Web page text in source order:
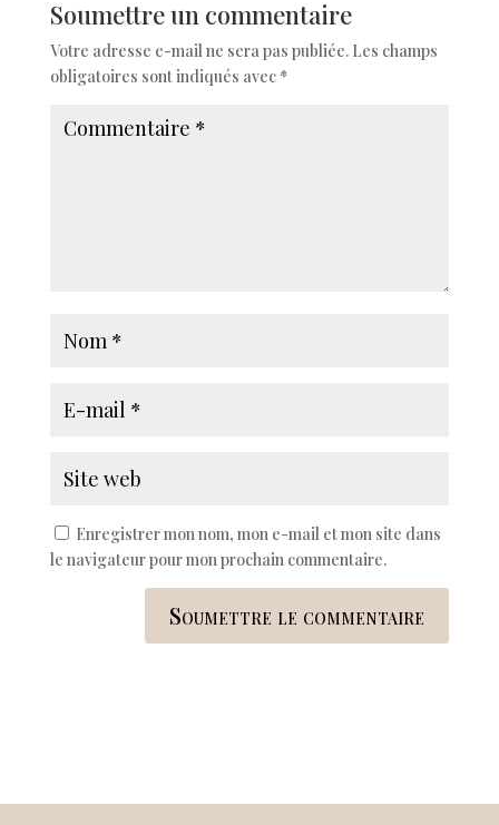
Soumettre un commentaire
Votre adresse e-mail ne sera pas publiée. Les champs
obligatoires sont indiqués avec *
Enregistrer mon nom, mon e-mail et mon site dans
le navigateur pour mon prochain commentaire.
Soumettre le commentaire